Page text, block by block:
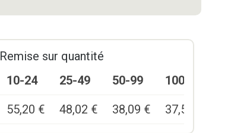
Remise sur quantité
10-24
25-49 50-99 100+
55,20 € 48,02 € 38,09 € 37,54